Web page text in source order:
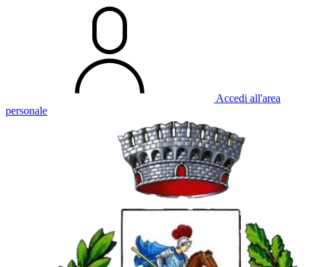
Accedi all'area
personale